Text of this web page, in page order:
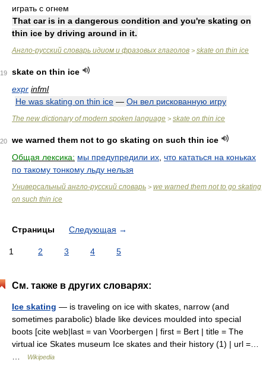
играть с огнем
That car is in a dangerous condition and you're skating on
thin ice by driving around in it.
Англо-русский словарь идиом и фразовых глаголов > skate on thin ice
19
skate on thin ice
expr infml
He was skating on thin ice — Он вел рискованную игру
The new dictionary of modern spoken language > skate on thin ice
20
we warned them not to go skating on such thin ice
Общая лексика: мы предупредили их что кататься на коньках
по такому тонкому льду нельзя
Универсальный англо-русский словарь > we warned them not to go skating
on such thin ice
Страницы Следующая →
1 2 3 4 5
См. также в других словарях:
Ice skating — is traveling on ice with skates, narrow (and
sometimes parabolic) blade like devices moulded into special
boots [cite web|last = van Voorbergen | first = Bert | title = The
virtual ice Skates museum Ice skates and their history (1) | url =…
Wikipedia